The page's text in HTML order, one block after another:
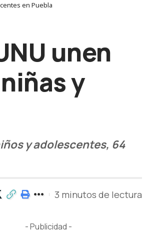
en Puebla
unen
y
y adolescentes, 64
3 minutos de lectura
- Publicidad -